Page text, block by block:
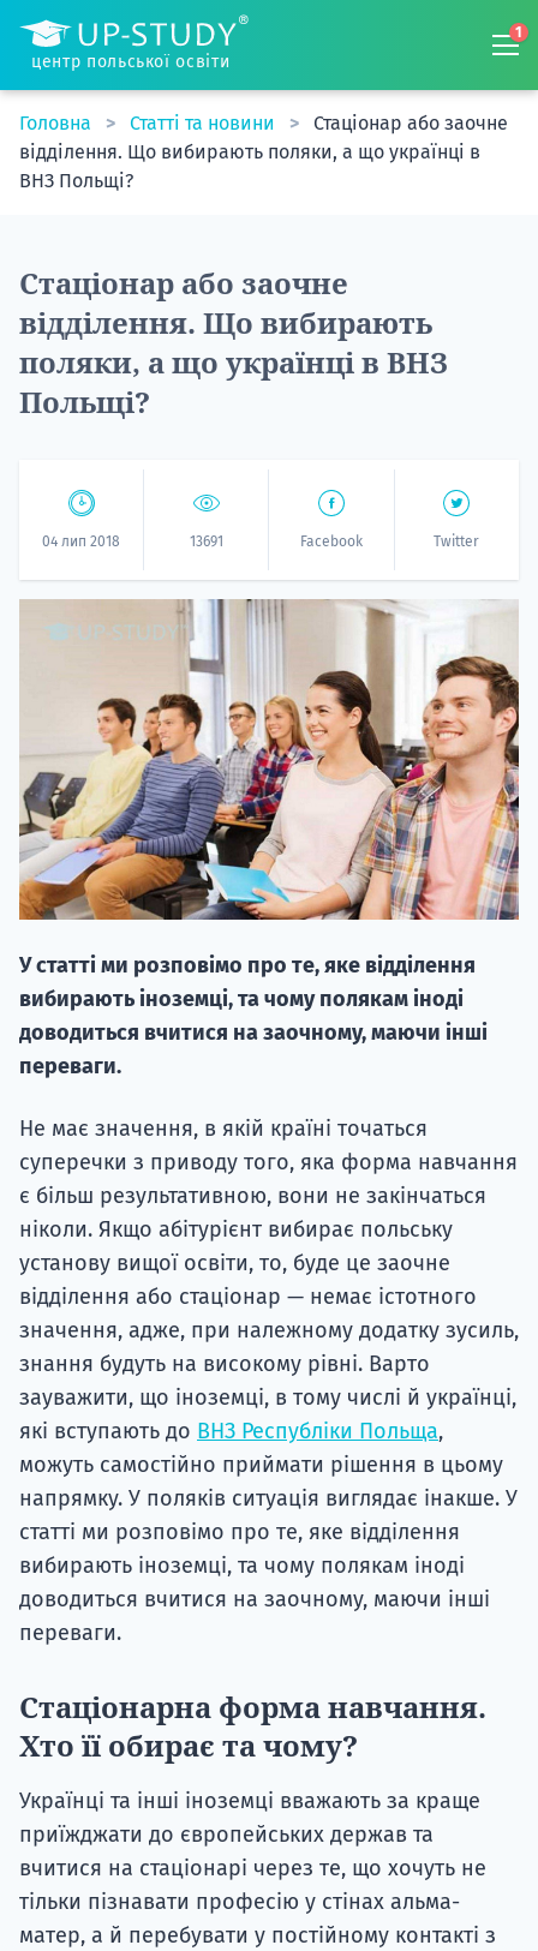
центр польської освіти
1
Головна Статті та новини
Стаціонар або заочне
відділення. Що вибирають поляки, а що українці в
ВНЗ Польщі?
Стаціонар або заочне
відділення. Що вибирають
поляки, а що українці в ВНЗ
Польщі?
04 лип 2018 13691 Facebook Twitter
У статті ми розповімо про те, яке відділення
вибирають іноземці, та чому полякам іноді
доводиться вчитися на заочному, маючи інші
переваги.
Не має значення, в якій країні точаться
суперечки з приводу того, яка форма навчання
є більш результативною, вони не закінчаться
ніколи. Якщо абітурієнт вибирає польську
установу вищої освіти, то, буде це заочне
відділення або стаціонар — немає істотного
значення, адже, при належному додатку зусиль,
знання будуть на високому рівні. Варто
зауважити, що іноземці, в тому числі й українці,
які вступають до ВНЗ Республіки Польща,
можуть самостійно приймати рішення в цьому
напрямку. У поляків ситуація виглядає інакше. У
статті ми розповімо про те, яке відділення
вибирають іноземці, та чому полякам іноді
доводиться вчитися на заочному, маючи інші
переваги.
Стаціонарна форма навчання.
Хто її обирає та чому?
Українці та інші іноземці вважають за краще
приїжджати до європейських держав та
вчитися на стаціонарі через те, що хочуть не
тільки пізнавати професію у стінах альма-
матер, а й перебувати у постійному контакті з
НАБІР
вступ на